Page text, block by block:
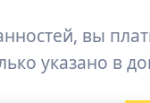
вы
указано в